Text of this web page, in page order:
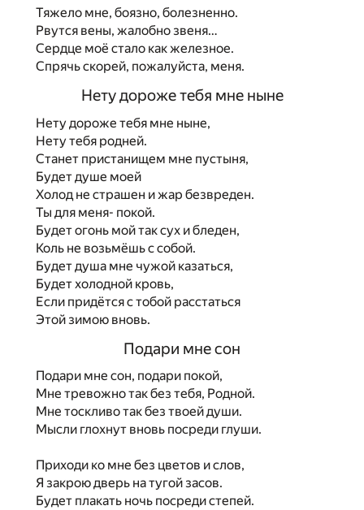
Тяжело мне, боязно, болезненно.
Рвутся вены, жалобно звеня…
Сердце моё стало как железное.
Спрячь скорей, пожалуйста, меня.
Нету дороже тебя мне ныне
Нету дороже тебя мне ныне,
Нету тебя родней.
Станет пристанищем мне пустыня,
Будет душе моей
Холод не страшен и жар безвреден.
Ты для меня- покой.
Будет огонь мой так сух и бледен,
Коль не возьмёшь с собой.
Будет душа мне чужой казаться,
Будет холодной кровь,
Если придётся с тобой расстаться
Этой зимою вновь.
Подари мне сон
Подари мне сон, подари покой,
Мне тревожно так без тебя, Родной.
Мне тоскливо так без твоей души.
Мысли глохнут вновь посреди глуши.
Приходи ко мне без цветов и слов,
Я закрою дверь на тугой засов.
Будет плакать ночь посреди степей.